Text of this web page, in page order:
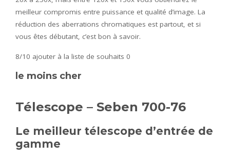
meilleur compromis entre puissance et qualité d’image. La
réduction des aberrations chromatiques est partout, et si
vous êtes débutant, c’est bon à savoir.
8/10 ajouter à la liste de souhaits 0
le moins cher
Télescope – Seben 700-76
Le meilleur télescope d’entrée de
gamme